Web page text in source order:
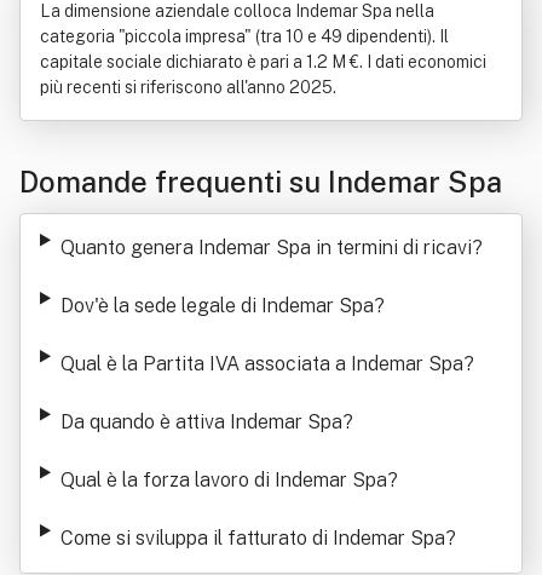
La dimensione aziendale colloca Indemar Spa nella
categoria "piccola impresa" (tra 10 e 49 dipendenti). Il
capitale sociale dichiarato è pari a 1.2 M €. I dati economici
più recenti si riferiscono all'anno 2025.
Domande frequenti su Indemar Spa
Quanto genera Indemar Spa in termini di ricavi?
Dov'è la sede legale di Indemar Spa?
Qual è la Partita IVA associata a Indemar Spa?
Da quando è attiva Indemar Spa?
Qual è la forza lavoro di Indemar Spa?
Come si sviluppa il fatturato di Indemar Spa?